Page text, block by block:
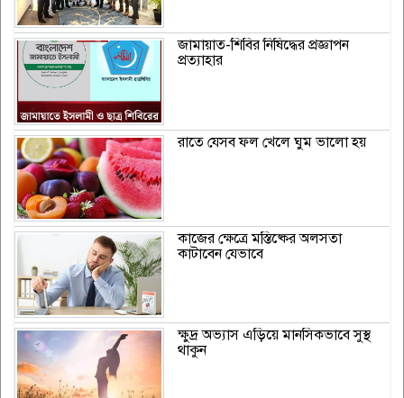
জামায়াত-শিবির নিষিদ্ধের প্রজ্ঞাপন
প্রত্যাহার
রাতে যেসব ফল খেলে ঘুম ভালো হয়
কাজের ক্ষেত্রে মস্তিষ্কের অলসতা
কাটাবেন যেভাবে
ক্ষুদ্র অভ্যাস এড়িয়ে মানসিকভাবে সুস্থ
থাকুন